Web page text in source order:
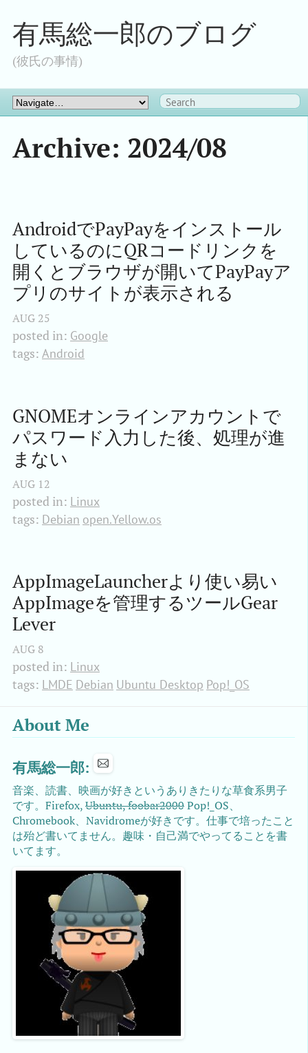
有馬総一郎のブログ
(彼氏の事情)
Archive: 2024/08
AndroidでPayPayをインストール
しているのにQRコードリンクを
開くとブラウザが開いてPayPayア
プリのサイトが表示される
AUG 25
posted in: Google
tags: Android
GNOMEオンラインアカウントで
パスワード入力した後、処理が進
まない
AUG 12
posted in: Linux
tags: Debian open.Yellow.os
AppImageLauncherより使い易い
AppImageを管理するツールGear
Lever
AUG 8
posted in: Linux
tags: LMDE Debian Ubuntu Desktop Pop!_OS
About Me
有馬総一郎:
音楽、読書、映画が好きというありきたりな草食系男子
です。Firefox,Ubuntu, foobar2000Pop!_OS、
Chromebook、Navidromeが好きです。仕事で培ったこと
は殆ど書いてません。趣味・自己満でやってることを書
いてます。